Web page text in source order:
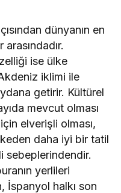
dünyanın en
ise ülke
iklimi ile
getirir. Kültürel
mevcut olması
elverişli olması,
daha iyi bir tatil
sebeplerindendir.
yerlileri
İspanyol halkı son